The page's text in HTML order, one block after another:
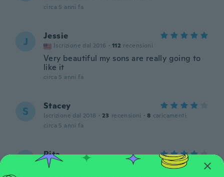
circa 5 anni fa
J Jessie
Iscrizione dal 2016 · 112 recensioni
Very beautiful my sons are really going to
like it
circa 5 anni fa
S Stacey
Iscrizione dal 2018 · 23 recensioni · 8 caricamenti
circa 5 anni fa
Rita
Iscrizione dal 2018 recensioni
caricamenti